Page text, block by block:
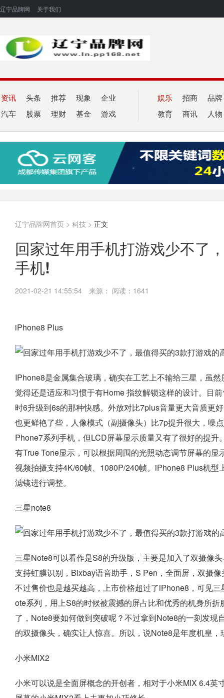
辽宁品牌网 关于我们
资讯 头条 推荐 现象 企业
汽车 股票 理财 基金 游戏
娱乐 招商 品牌
教育 商讯 人物
辽宁品牌网首页 > 科技 > 正文
回家过年用手机打游戏少不了
手机!
2021-02-21 14:55:54 来源： 阅读：1641
iPhone8 Plus
IPhone8是金属集合玻璃，确实在工艺上不输给三星，虽
觉得还是适应和习惯于有Home 指纹解锁这样的设计。目
时6升级到6s的那种快感。外放对比7plus音量更大音质更
也更鲜艳了些，人像模式（副摄像头）比7p提升很大，噪
Phone7系列手机，但LCD屏幕显示质量又有了很好的提
有True Tone显示，可以根据周围的光照动态调节屏幕的
视频拍摄支持4K/60帧、1080P/240帧。iPhone8 Plus机
滤镜进行调整。
三星note8
三星Note8可以看作是S8的升级版，主要是加入了双摄像
支持虹膜识别，Bixbay语音助手，S Pen，全面屏，双摄
不过售价也是越买越高，上市价格超过了iPhone8，可见
ote系列，用上S8的时候被震撼的屏占比和优秀的机身所
了，Note8要如何做到突破呢？不过拿到Note8的一刻发
的双摄像头，确实让人惊喜。所以，说Note8是年度机皇
小米MIX2
小米可以说是全面屏概念的开创者，相对于小米MIX 6.4